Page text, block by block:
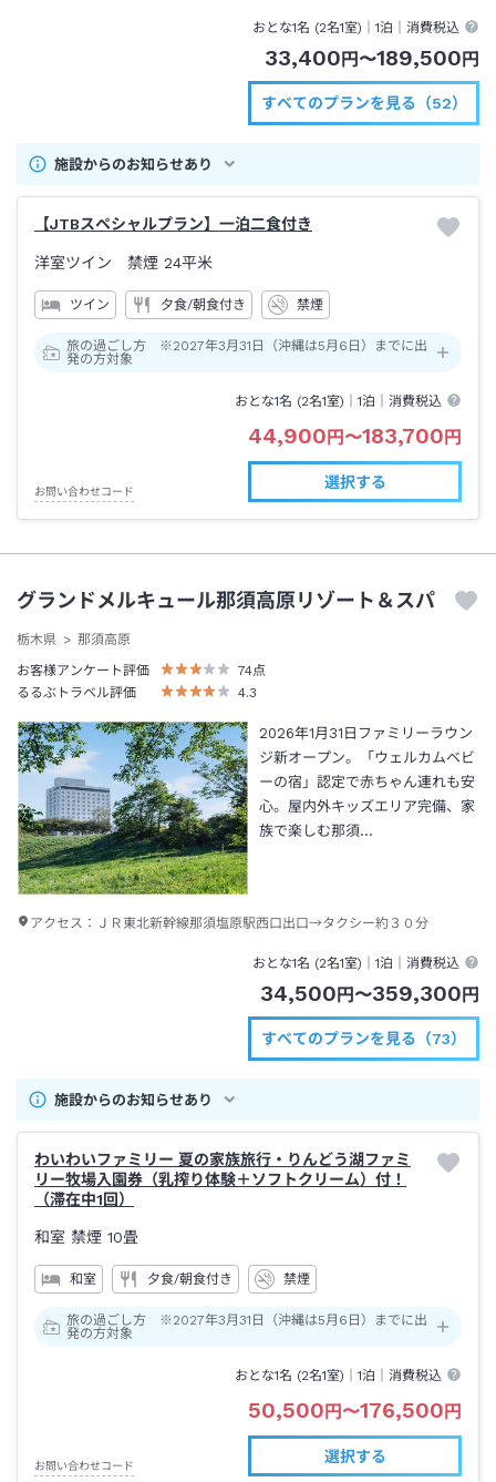
おとな1名 (2名1室)｜1泊 ｜消費税込
33,400 円 〜189,500 円
すべてのプランを見る（52）
施設からのお知らせあり
【JTBスペシャルプラン】一泊二食付き
洋室ツイン 禁煙 24平米
ツイン 夕食/朝食付き 禁煙
旅の過ごし方 ※2027年3月31日（沖縄は5月6日）までに出
発の方対象
おとな1名 (2名1室)｜1泊 ｜消費税込
44,900 円 〜183,700 円
お問い合わせコード
選択する
グランドメルキュール那須高原リゾート＆スパ
栃木県
那須高原
お客様アンケート評価
74点
るるぶトラベル評価
4.3
2026年1月31日ファミリーラウン
ジ新オープン。「ウェルカムベビ
ーの宿」認定で赤ちゃん連れも安
心。屋内外キッズエリア完備、家
族で楽しむ那須…
アクセス： ＪＲ東北新幹線那須塩原駅西口出口→タクシー約３０分
おとな1名 (2名1室)｜1泊 ｜消費税込
34,500 円 〜359,300 円
すべてのプランを見る（73）
施設からのお知らせあり
わいわいファミリー 夏の家族旅行・りんどう湖ファミ
リー牧場入園券（乳搾り体験＋ソフトクリーム）付！
（滞在中1回）
和室 禁煙 10畳
和室 夕食/朝食付き 禁煙
旅の過ごし方 ※2027年3月31日（沖縄は5月6日）までに出
発の方対象
おとな1名 (2名1室)｜1泊 ｜消費税込
50,500 円 〜176,500 円
お問い合わせコード
選択する